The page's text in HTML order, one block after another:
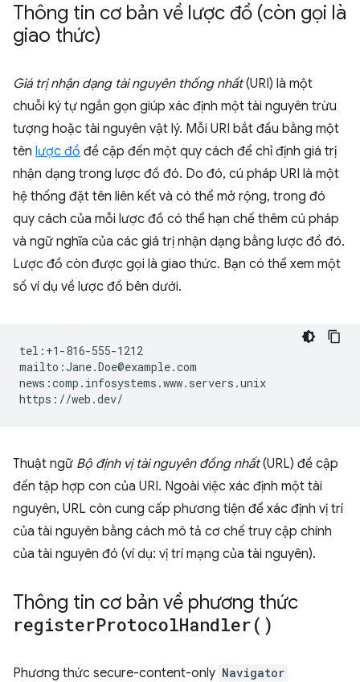
Thông tin cơ bản về lược đồ (còn gọi là
giao thức)
Giá trị nhận dạng tài nguyên thống nhất(URI) là một
chuỗi ký tự ngắn gọn giúp xác định một tài nguyên trừu
tượng hoặc tài nguyên vật lý. Mỗi URI bắt đầu bằng một
tên lược đồ đề cập đến một quy cách để chỉ định giá trị
nhận dạng trong lược đồ đó. Do đó, cú pháp URI là một
hệ thống đặt tên liên kết và có thể mở rộng, trong đó
quy cách của mỗi lược đồ có thể hạn chế thêm cú pháp
và ngữ nghĩa của các giá trị nhận dạng bằng lược đồ đó.
Lược đồ còn được gọi là giao thức. Bạn có thể xem một
số ví dụ về lược đồ bên dưới.
tel:+1-816-555-1212
mailto:Jane.Doe@example.com
news:comp.infosystems.www.servers.unix
Thuật ngữ Bộ định vị tài nguyên đồng nhất(URL) đề cập
đến tập hợp con của URI. Ngoài việc xác định một tài
nguyên, URL còn cung cấp phương tiện để xác định vị trí
của tài nguyên bằng cách mô tả cơ chế truy cập chính
của tài nguyên đó (ví dụ: vị trí mạng của tài nguyên).
Thông tin cơ bản về phương thức
registerProtocolHandler( )
Phương thức secure-content-only Navigator